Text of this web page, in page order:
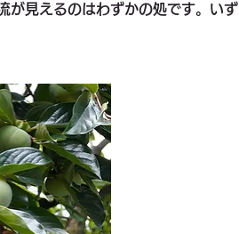
が見えるのはわずかの処です。いず